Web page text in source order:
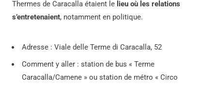
Thermes de Caracalla étaient le lieu où les relations
s’entretenaient, notamment en politique.
Adresse : Viale delle Terme di Caracalla, 52
Comment y aller : station de bus « Terme
Caracalla/Camene » ou station de métro « Circo